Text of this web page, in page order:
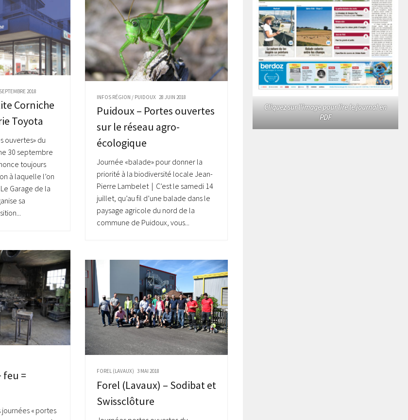
2018
Corniche
Toyota
ouvertes» du
30 septembre
toujours
à laquelle l’on
Garage de la
sa
INFOS RÉGION / PUIDOUX 28 JUIN 2018
Puidoux – Portes ouvertes
sur le réseau agro-
écologique
Journée «balade» pour donner la
priorité à la biodiversité locale Jean-
Pierre Lambelet | C’est le samedi 14
juillet, qu’au fil d’une balade dans le
paysage agricole du nord de la
commune de Puidoux, vous...
feu =
« portes
FOREL (LAVAUX) 3 MAI 2018
Forel (Lavaux) – Sodibat et
Swissclôture
Cliquez sur l'image pour lire le journal en
PDF